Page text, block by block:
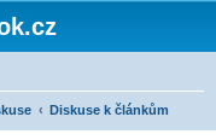
Diskuse k článkům